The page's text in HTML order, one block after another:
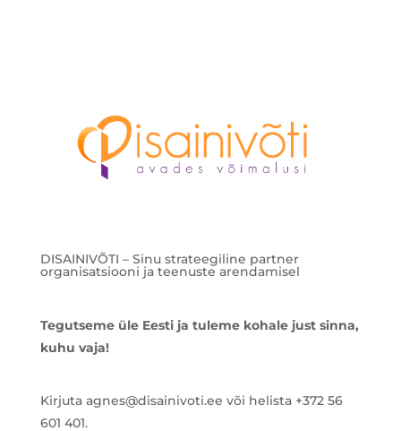
DISAINIVÕTI – Sinu strateegiline partner
organisatsiooni ja teenuste arendamisel
Tegutseme üle Eesti ja tuleme kohale just sinna,
kuhu vaja!
Kirjuta agnes@disainivoti.ee või helista +372 56
601 401.